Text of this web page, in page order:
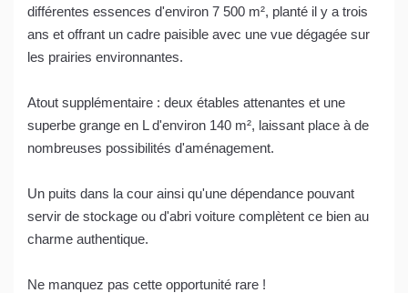
différentes essences d'environ 7 500 m², planté il y a trois
ans et offrant un cadre paisible avec une vue dégagée sur
les prairies environnantes.
Atout supplémentaire : deux étables attenantes et une
superbe grange en L d'environ 140 m², laissant place à de
nombreuses possibilités d'aménagement.
Un puits dans la cour ainsi qu'une dépendance pouvant
servir de stockage ou d'abri voiture complètent ce bien au
charme authentique.
Ne manquez pas cette opportunité rare !